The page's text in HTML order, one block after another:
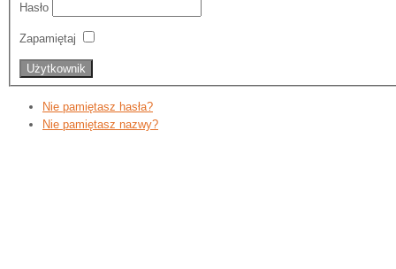
Hasło
Zapamiętaj
Nie pamiętasz hasła?
Nie pamiętasz nazwy?